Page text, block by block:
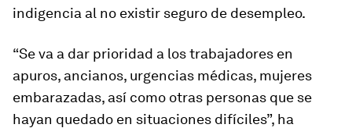
indigencia al no existir seguro de desempleo.
“Se va a dar prioridad a los trabajadores en
apuros, ancianos, urgencias médicas, mujeres
embarazadas, así como otras personas que se
hayan quedado en situaciones difíciles”, ha